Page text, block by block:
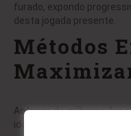
furado, expondo
desta jogada presente.
Métodos
Ao longo de milhares das
identificamos patterns